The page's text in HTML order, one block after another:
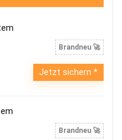
Brandneu 🚀
Jetzt sichern
Brandneu 🚀